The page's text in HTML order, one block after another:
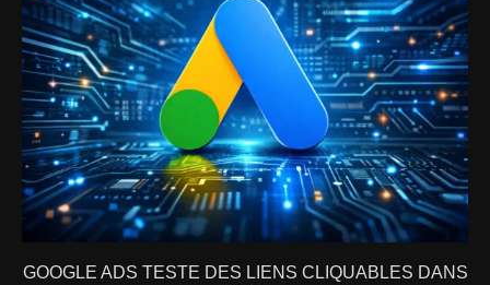
GOOGLE ADS TESTE DES LIENS CLIQUABLES DANS